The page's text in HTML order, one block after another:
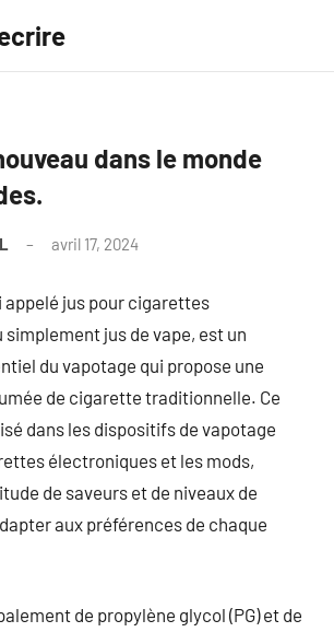
dans le monde
avril 17, 2024
appelé jus pour cigarettes
jus de vape, est un
du vapotage qui propose une
de cigarette traditionnelle. Ce
dans les dispositifs de vapotage
électroniques et les mods,
de saveurs et de niveaux de
aux préférences de chaque
de propylène glycol (PG) et de